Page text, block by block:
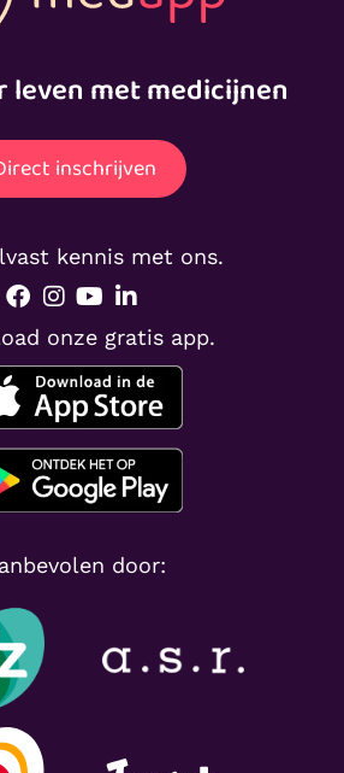
leven met medicijnen
inschrijven
kennis met ons.
onze gratis app.
door: